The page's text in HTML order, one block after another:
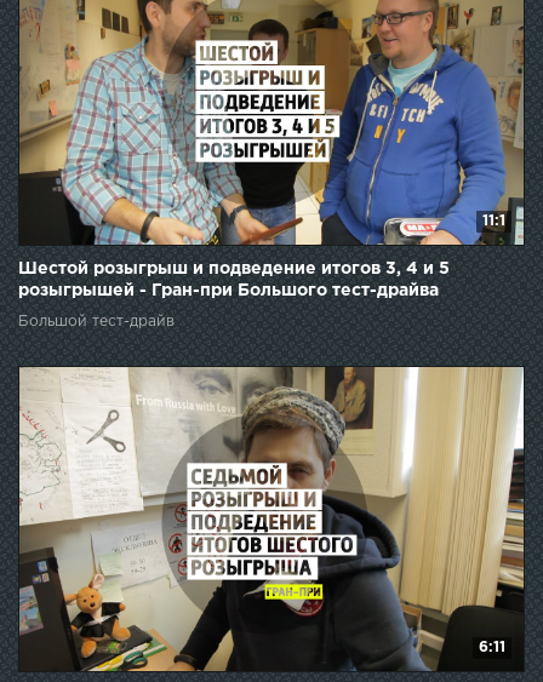
11:1
Шестой розыгрыш и подведение итогов 3, 4 и 5
розыгрышей - Гран-при Большого тест-драйва
Большой тест-драйв
6:11